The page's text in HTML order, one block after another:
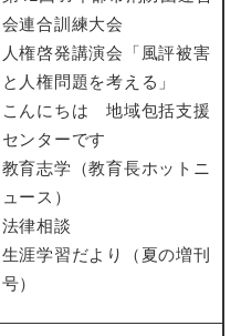
会連合訓練大会
人権啓発講演会「風評被害
と人権問題を考える」
こんにちは 地域包括支援
センターです
教育志学（教育長ホットニ
ュース）
法律相談
生涯学習だより（夏の増刊
号）